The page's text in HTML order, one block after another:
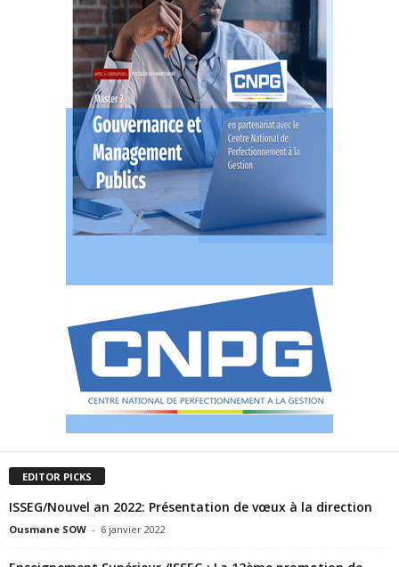
EDITOR PICKS
ISSEG/Nouvel an 2022: Présentation de vœux à la direction
Ousmane SOW - 6 janvier 2022